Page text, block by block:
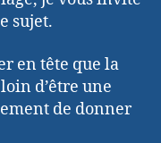
sujet.
en tête que la
d’être une
de donner